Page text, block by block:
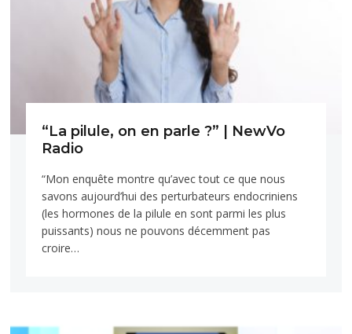
“La pilule, on en parle ?” | NewVo
Radio
“Mon enquête montre qu’avec tout ce que nous
savons aujourd’hui des perturbateurs endocriniens
(les hormones de la pilule en sont parmi les plus
puissants) nous ne pouvons décemment pas
croire…